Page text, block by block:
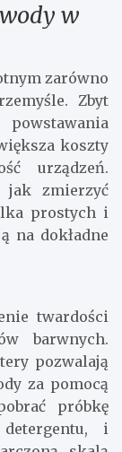
w
zarówno
Zbyt
koszty
urządzeń.
jak zmierzyć
prostych i
na dokładne
twardości
barwnych.
pozwalają
za pomocą
próbkę
i